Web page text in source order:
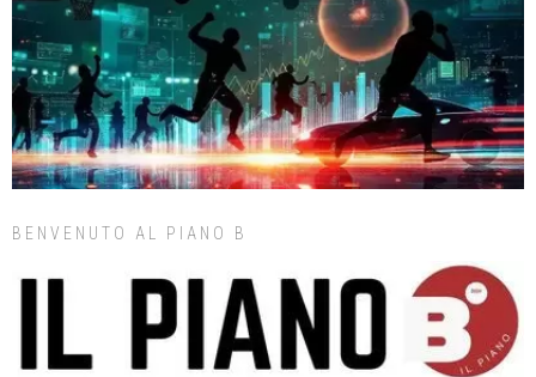
BENVENUTO AL PIANO B